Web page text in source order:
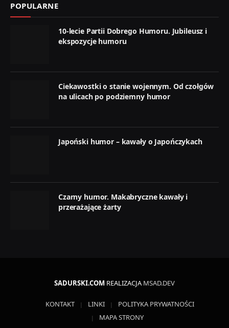
POPULARNE
10-lecie Partii Dobrego Humoru. Jubileusz i
ekspozycje humoru
Ciekawostki o stanie wojennym. Od czołgów
na ulicach po podziemny humor
Japoński humor – kawały o Japończykach
Czarny humor. Makabryczne kawały i
przerażające żarty
SADURSKI.COM REALIZACJAMSAD.DEV
KONTAKT LINKI
POLITYKA PRYWATNOŚCI
MAPA STRONY